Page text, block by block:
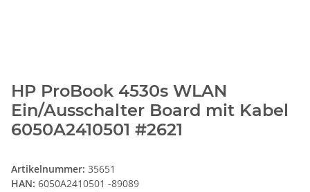
HP ProBook 4530s WLAN
Ein/Ausschalter Board mit Kabel
6050A2410501 #2621
Artikelnummer: 35651
HAN: 6050A2410501 -89089